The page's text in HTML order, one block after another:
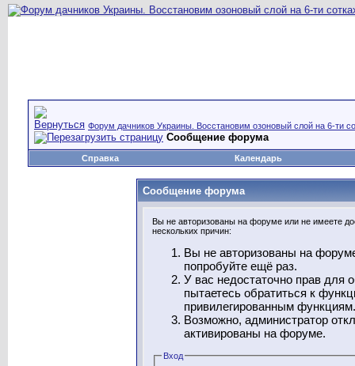
Форум дачников Украины. Восстановим озоновый слой на 6-ти
Сообщение форума
Справка Календарь
Сообщение форума
Вы не авторизованы на форуме или не имеете
нескольких причин:
Вы не авторизованы на
попробуйте ещё раз.
У вас недостаточно прав для
пытаетесь обратиться к
привилегированным функциям.
Возможно, администратор
активированы на форуме.
Вход